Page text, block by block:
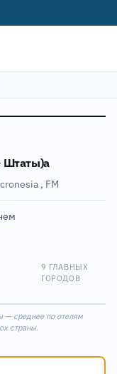
Штаты)а
, FM
·
9 ГЛАВНЫХ
ГОРОДОВ
— среднее по отелям
страны.